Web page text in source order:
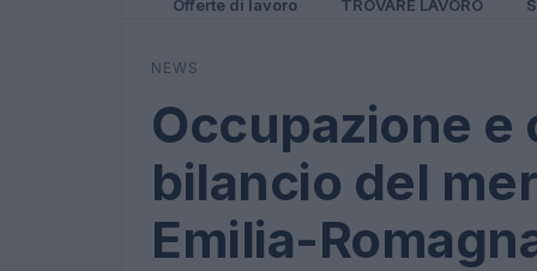
Offerte di lavoro TROVARE LAVORO
NEWS
Occupazione e
bilancio del
Emilia-